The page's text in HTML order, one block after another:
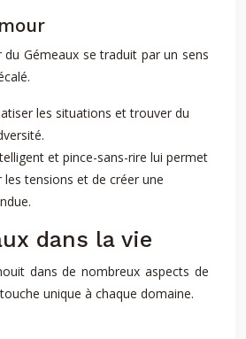
du Gémeaux se traduit par un sens
les situations et trouver du
et pince-sans-rire lui permet
tensions et de créer une
dans la vie
dans de nombreux aspects de
unique à chaque domaine.